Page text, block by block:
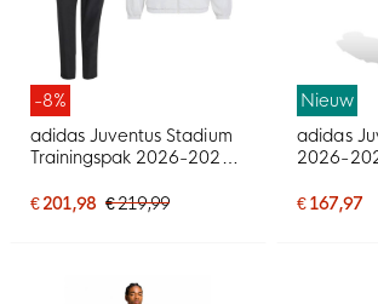
-8%
adidas Juventus Stadium
Trainingspak 2026-2027
€ 201,98 € 219,99
Nieuw
adidas
2026-
€ 167,97